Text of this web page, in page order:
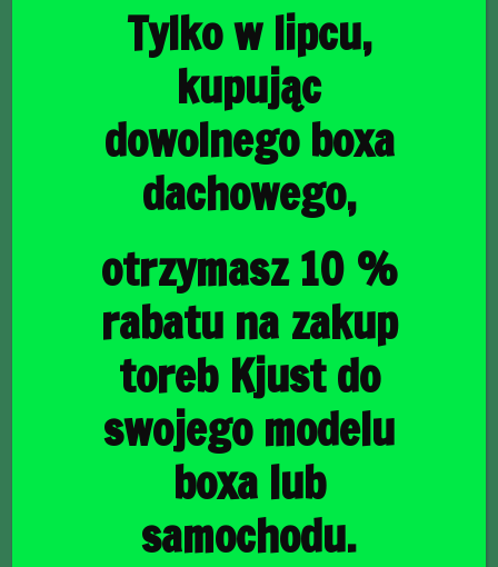
Torby do bagażnika
BAGAŻNIKA 4 SZT
BMW iX3 2021+
TORBY DO BAGAŻNIKA
4 SZT
1332,00zł
Tylko w lipcu,
kupując
dowolnego boxa
dachowego,
otrzymasz 10 %
rabatu na zakup
toreb Kjust do
swojego modelu
boxa lub
samochodu.